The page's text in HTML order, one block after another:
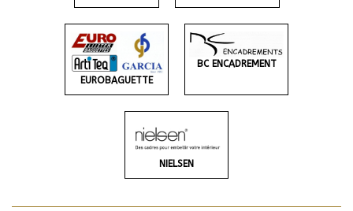
EUROBAGUETTE
BC ENCADREMENT
NIELSEN